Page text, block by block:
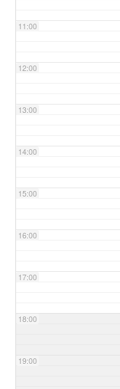
11:00
12:00
13:00
14:00
15:00
16:00
17:00
18:00
19:00